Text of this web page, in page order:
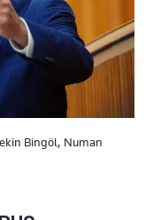
Bingöl, Numan